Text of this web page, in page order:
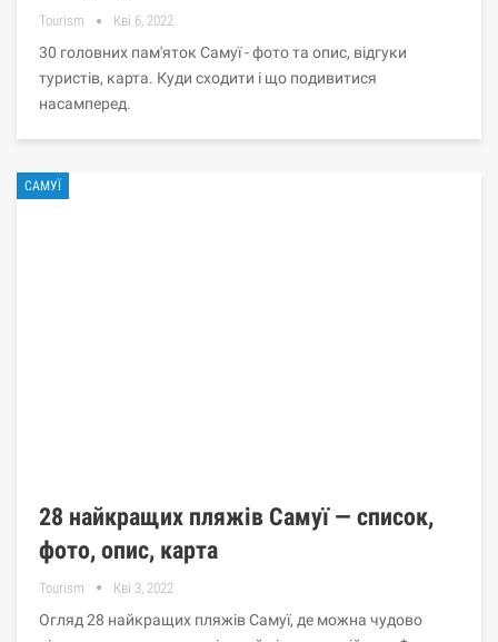
Tourism Кві 6, 2022
30 головних пам'яток Самуї - фото та опис, відгуки
туристів, карта. Куди сходити і що подивитися
насамперед.
САМУЇ
28 найкращих пляжів Самуї — список,
фото, опис, карта
Tourism Кві 3, 2022
Огляд 28 найкращих пляжів Самуї, де можна чудово